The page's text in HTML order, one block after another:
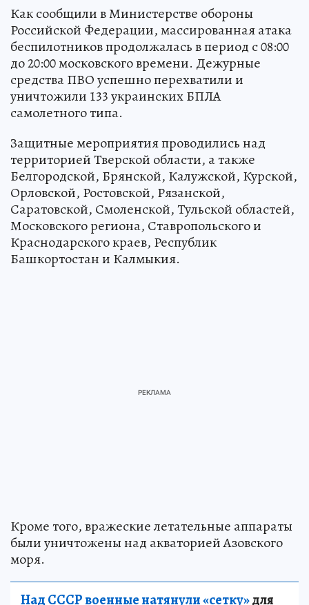
Как сообщили в Министерстве обороны
Российской Федерации, массированная атака
беспилотников продолжалась в период с 08:00
до 20:00 московского времени. Дежурные
средства ПВО успешно перехватили и
уничтожили 133 украинских БПЛА
самолетного типа.
Защитные мероприятия проводились над
территорией Тверской области, а также
Белгородской, Брянской, Калужской, Курской,
Орловской, Ростовской, Рязанской,
Саратовской, Смоленской, Тульской областей,
Московского региона, Ставропольского и
Краснодарского краев, Республик
Башкортостан и Калмыкия.
Кроме того, вражеские летательные аппараты
были уничтожены над акваторией Азовского
моря.
Над СССР военные натянули «сетку»для